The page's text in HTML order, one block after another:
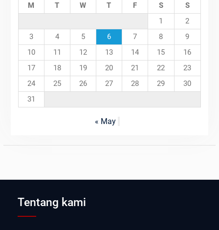
M T W T F S
S
1
2
3
4 5 6 7 8
9
10
11 12 13 14 15
16
17
18 19 20 21 22
23
24
25 26 27 28 29
30
31
« May
Tentang kami